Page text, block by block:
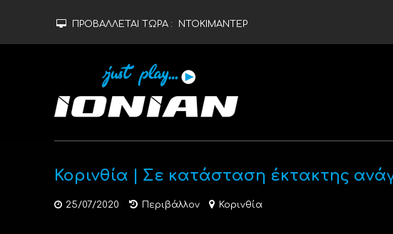
ΠΡΟΒΑΛΛΕΤΑΙ ΤΩΡΑ : ΝΤΟΚΙΜΑΝΤΕΡ
Κορινθία | Σε κατάσταση έκτακτης
25/07/2020 Περιβάλλον Κορινθία